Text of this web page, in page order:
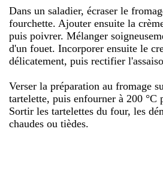
Dans un saladier, écraser le
fourchette. Ajouter ensuite la
puis poivrer. Mélanger
d'un fouet. Incorporer ensuite le
délicatement, puis rectifier
Verser la préparation au fromage
tartelette, puis enfourner à 200 °C
Sortir les tartelettes du four, les
chaudes ou tièdes.